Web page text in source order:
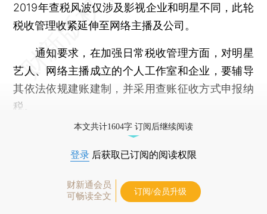
2019年查税风波仅涉及影视企业和明星不同，此轮
税收管理收紧延伸至网络主播及公司。
通知要求，在加强日常税收管理方面，对明星
艺人、网络主播成立的个人工作室和企业，要辅导
其依法依规建账建制，并采用查账征收方式申报纳
税。
本文共计1604字 订阅后继续阅读
登录 后获取已订阅的阅读权限
财新通会员
可畅读全文
订阅/会员升级